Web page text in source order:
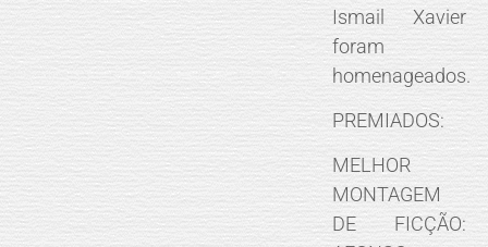
Ismail Xavier
foram
homenageados.
PREMIADOS:
MELHOR
MONTAGEM
DE FICÇÃO: